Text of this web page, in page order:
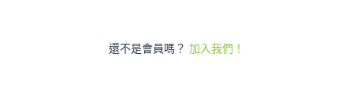
還不是會員嗎？ 加入我們！